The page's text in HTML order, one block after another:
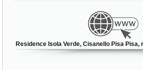
Residence Isola Verde, Cisanello Pisa